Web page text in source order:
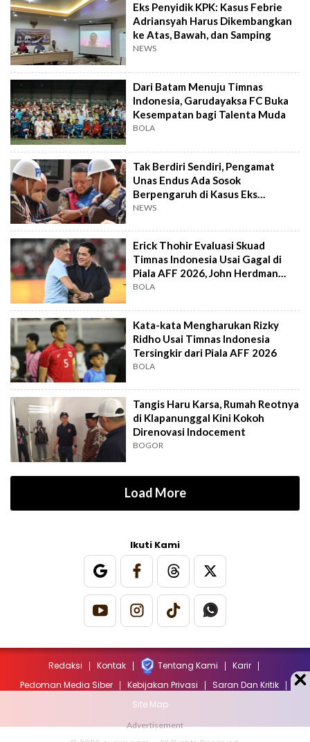
Eks Penyidik KPK: Kasus Febrie
Adriansyah Harus Dikembangkan
ke Atas, Bawah, dan Samping
NEWS
Dari Batam Menuju Timnas
Indonesia, Garudayaksa FC Buka
Kesempatan bagi Talenta Muda
BOLA
Tak Berdiri Sendiri, Pengamat
Unas Endus Ada Sosok
Berpengaruh di Kasus Eks
Jampidsus
NEWS
Erick Thohir Evaluasi Skuad
Timnas Indonesia Usai Gagal di
Piala AFF 2026, John Herdman
Out?
BOLA
Kata-kata Mengharukan Rizky
Ridho Usai Timnas Indonesia
Tersingkir dari Piala AFF 2026
BOLA
Tangis Haru Karsa, Rumah Reotnya
di Klapanunggal Kini Kokoh
Direnovasi Indocement
BOGOR
Load More
Ikuti Kami
Redaksi Kontak Tentang Kami
Karir
Pedoman Media Siber
Kebijakan Privasi
Saran Dan Kritik
Site Map